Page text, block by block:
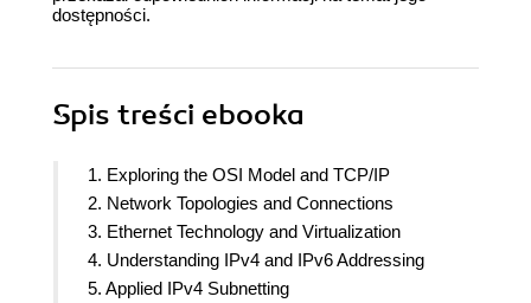
dostępności.
Spis treści ebooka
1. Exploring the OSI Model and TCP/IP
2. Network Topologies and Connections
3. Ethernet Technology and Virtualization
4. Understanding IPv4 and IPv6 Addressing
5. Applied IPv4 Subnetting